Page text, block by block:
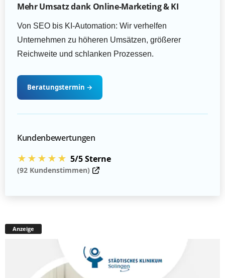
Mehr Umsatz dank Online-Marketing & KI
Von SEO bis KI-Automation: Wir verhelfen
Unternehmen zu höheren Umsätzen, größerer
Reichweite und schlanken Prozessen.
Beratungstermin →
Kundenbewertungen
★★★★★ 5/5 Sterne
(92 Kundenstimmen)
Anzeige